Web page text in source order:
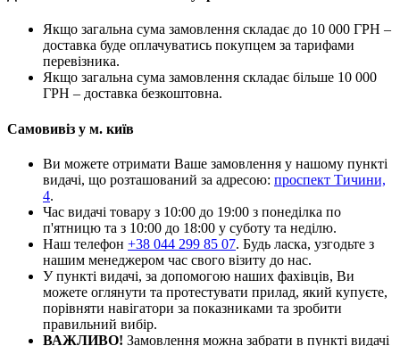
Якщо загальна сума замовлення складає до 10 000 ГРН –
доставка буде оплачуватись покупцем за тарифами
перевізника.
Якщо загальна сума замовлення складає більше 10 000
ГРН – доставка безкоштовна.
Самовивіз у м. київ
Ви можете отримати Ваше замовлення у нашому пункті
видачі, що розташований за адресою: проспект Тичини,
4.
Час видачі товару з 10:00 до 19:00 з понеділка по
п'ятницю та з 10:00 до 18:00 у суботу та неділю.
Наш телефон +38 044 299 85 07. Будь ласка, узгодьте з
нашим менеджером час свого візиту до нас.
У пункті видачі, за допомогою наших фахівців, Ви
можете оглянути та протестувати прилад, який купуєте,
порівняти навігатори за показниками та зробити
правильний вибір.
ВАЖЛИВО! Замовлення можна забрати в пункті видачі